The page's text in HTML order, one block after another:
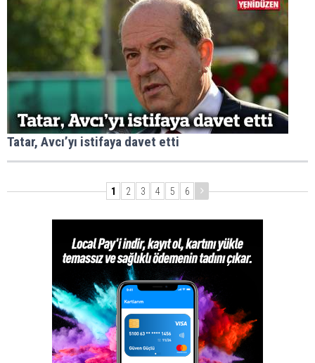
Tatar, Avcı’yı istifaya davet etti
1 2 3 4 5 6